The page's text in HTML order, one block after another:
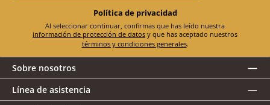
Política de privacidad
información de protección de datos
términos y condiciones generales.
Sobre nosotros
Línea de asistencia